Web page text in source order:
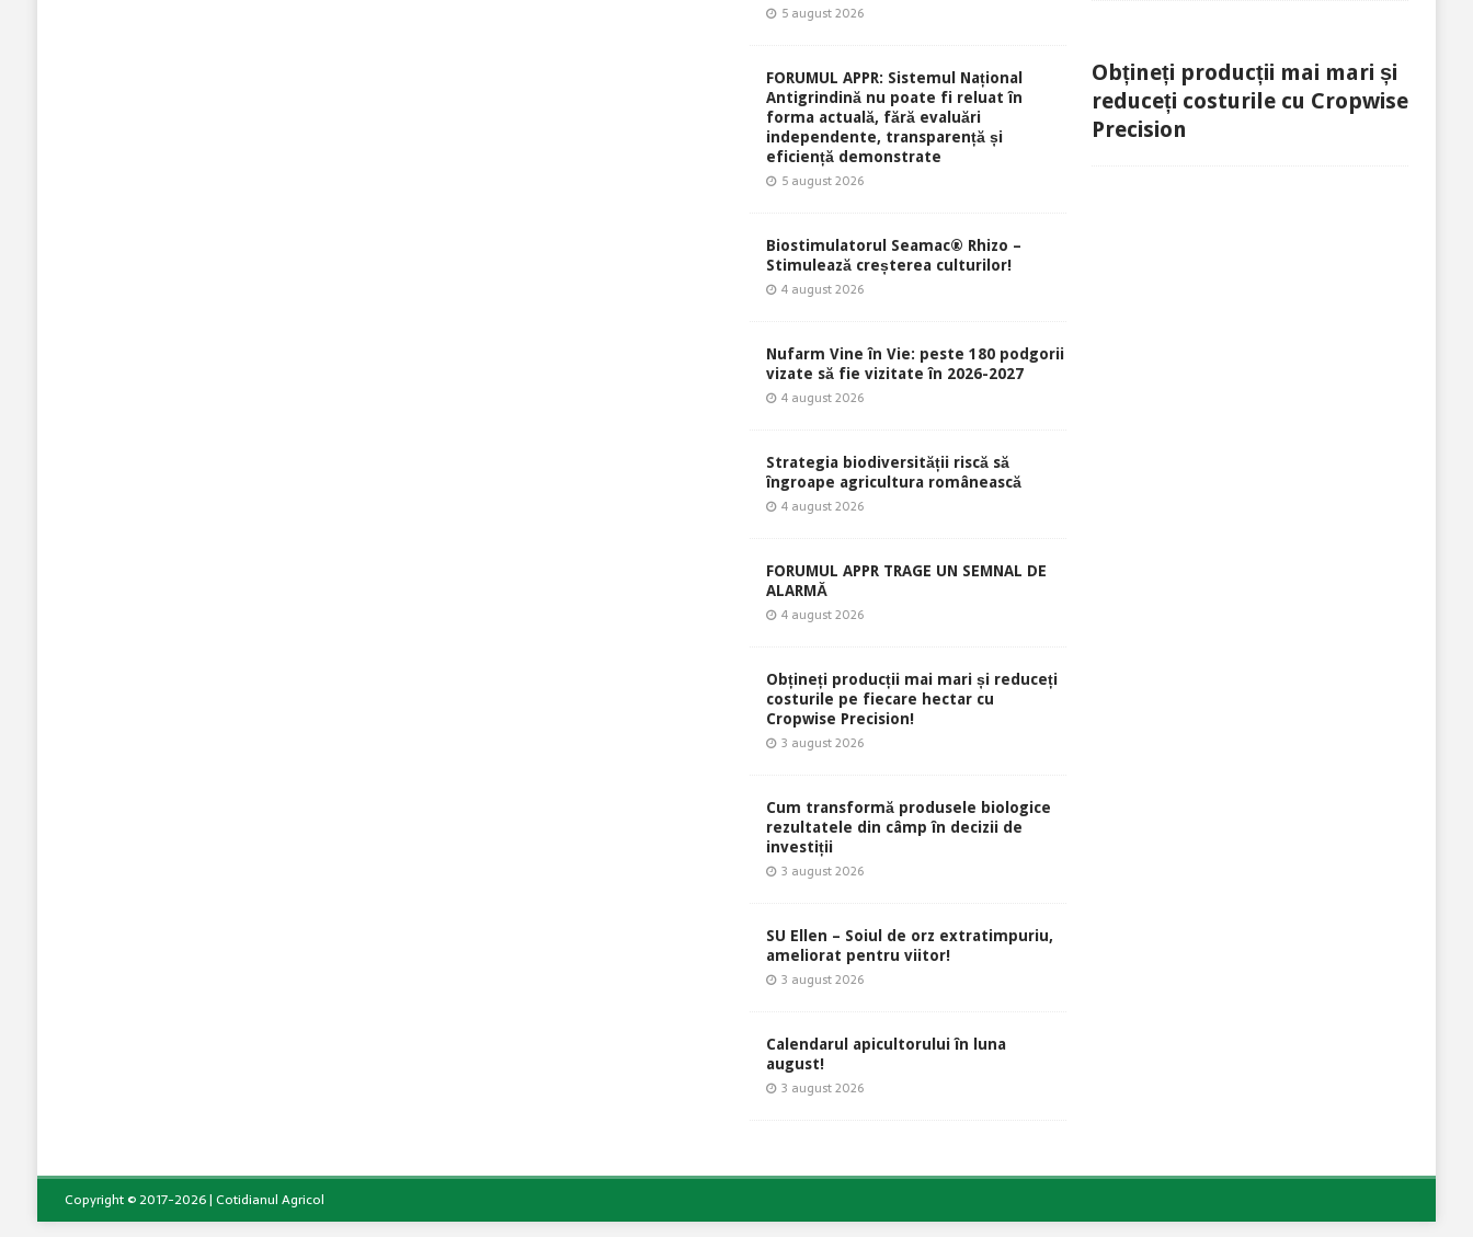
5 august 2026
FORUMUL APPR: Sistemul Național
Antigrindină nu poate fi reluat în
forma actuală, fără evaluări
independente, transparență și
eficiență demonstrate
5 august 2026
Biostimulatorul Seamac® Rhizo –
Stimulează creșterea culturilor!
4 august 2026
Nufarm Vine în Vie: peste 180 podgorii
vizate să fie vizitate în 2026-2027
4 august 2026
Strategia biodiversității riscă să
îngroape agricultura românească
4 august 2026
FORUMUL APPR TRAGE UN SEMNAL DE
ALARMĂ
4 august 2026
Obțineți producții mai mari și reduceți
costurile pe fiecare hectar cu
Cropwise Precision!
3 august 2026
Cum transformă produsele biologice
rezultatele din câmp în decizii de
investiții
3 august 2026
SU Ellen – Soiul de orz extratimpuriu,
ameliorat pentru viitor!
3 august 2026
Calendarul apicultorului în luna
august!
3 august 2026
Obțineți producții mai mari și
reduceți costurile cu Cropwise
Precision
Copyright © 2017-2026 | Cotidianul Agricol